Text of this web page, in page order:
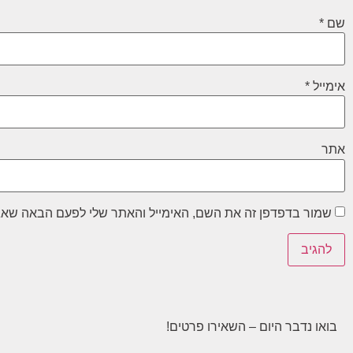
שם *
אימייל *
אתר
שמור בדפדפן זה את השם, האימייל והאתר שלי לפעם הבאה
בואו נדבר היום – השאירו פרטים!